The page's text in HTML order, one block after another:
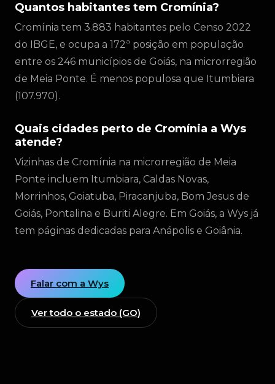
Quantos habitantes tem Cromínia?
Cromínia tem 3.883 habitantes pelo Censo 2022
do IBGE, e ocupa a 172ª posição em população
entre os 246 municípios de Goiás, na microrregião
de Meia Ponte. É menos populosa que Itumbiara
(107.970).
Quais cidades perto de Cromínia a Wys
atende?
Vizinhas de Cromínia na microrregião de Meia
Ponte incluem Itumbiara, Caldas Novas,
Morrinhos, Goiatuba, Piracanjuba, Bom Jesus de
Goiás, Pontalina e Buriti Alegre. Em Goiás, a Wys já
tem páginas dedicadas para Anápolis e Goiânia.
Falar com a Wys
Ver todo o estado (GO)